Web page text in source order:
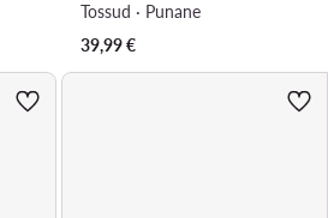
Tossud · Punane
39,99€